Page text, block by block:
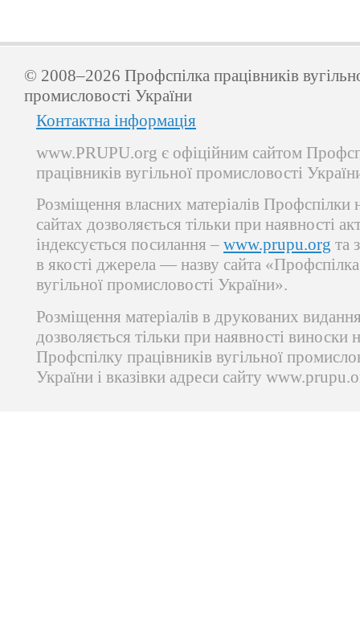
© 2008–2026 Профспілка працівників
промисловості України
Контактна інформація
www.PRUPU.org є офіційним сайтом
працівників вугільної промисловості
Розміщення власних матеріалів Профспілки
сайтах дозволяється тільки при наявності
індексується посилання – www.prupu.org та
в якості джерела — назву сайта «Профспілка
вугільної промисловості України».
Розміщення матеріалів в друкованих
дозволяється тільки при наявності виноски
Профспілку працівників вугільної
України і вказівки адреси сайту